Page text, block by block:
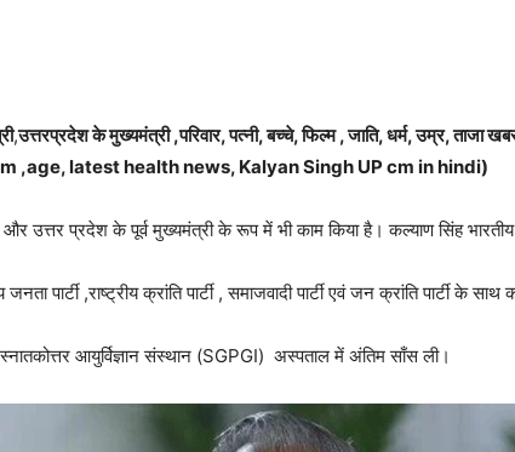
,उत्तरप्रदेश के मुख्यमंत्री ,परिवार, पत्नी, बच्चे, फिल्म , जाति, धर्म, उम्र, ताजा
,age, latest health news, Kalyan Singh UP cm in hindi)
और उत्तर प्रदेश के पूर्व मुख्यमंत्री के रूप में भी काम किया है। कल्याण सिंह
जनता पार्टी ,राष्ट्रीय क्रांति पार्टी , समाजवादी पार्टी एवं जन क्रांति पार्टी के साथ
आयुर्विज्ञान संस्थान (SGPGI) अस्पताल में अंतिम साँस ली।